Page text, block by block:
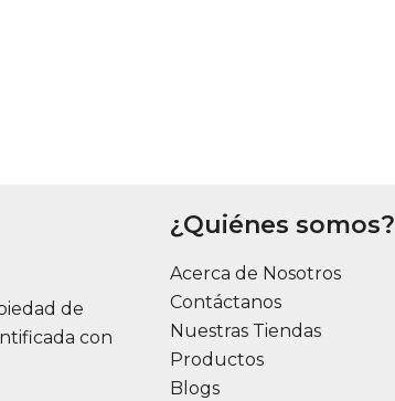
de
con
¿Quiénes somos?
Acerca de Nosotros
Contáctanos
Nuestras Tiendas
Productos
Blogs